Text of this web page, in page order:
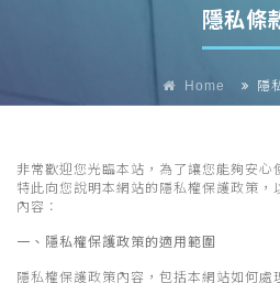
隱私條
Home 隱
非常歡迎您光臨本站，為了讓您能夠安心
特此向您說明本網站的隱私權保護政策，
內容：
一、隱私權保護政策的適用範圍
隱私權保護政策內容，包括本網站如何處